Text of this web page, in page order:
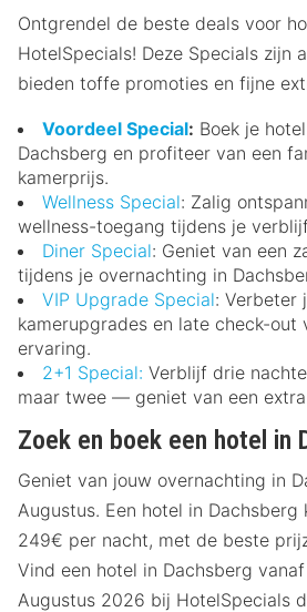
Ontgrendel de beste deals voor
HotelSpecials! Deze Specials zijn
bieden toffe promoties en fijne
Voordeel Special: Boek je
Dachsberg en profiteer van een
kamerprijs.
Wellness Special: Zalig
wellness-toegang tijdens je
Diner Special: Geniet van een
tijdens je overnachting in
VIP Upgrade Special: Verbeter
kamerupgrades en late check-out
ervaring.
2+1 Special: Verblijf drie
maar twee — geniet van een
Zoek en boek een hotel in
Geniet van jouw overnachting in
Augustus. Een hotel in
249€ per nacht, met de beste
Vind een hotel in Dachsberg
Augustus 2026 bij HotelSpecials